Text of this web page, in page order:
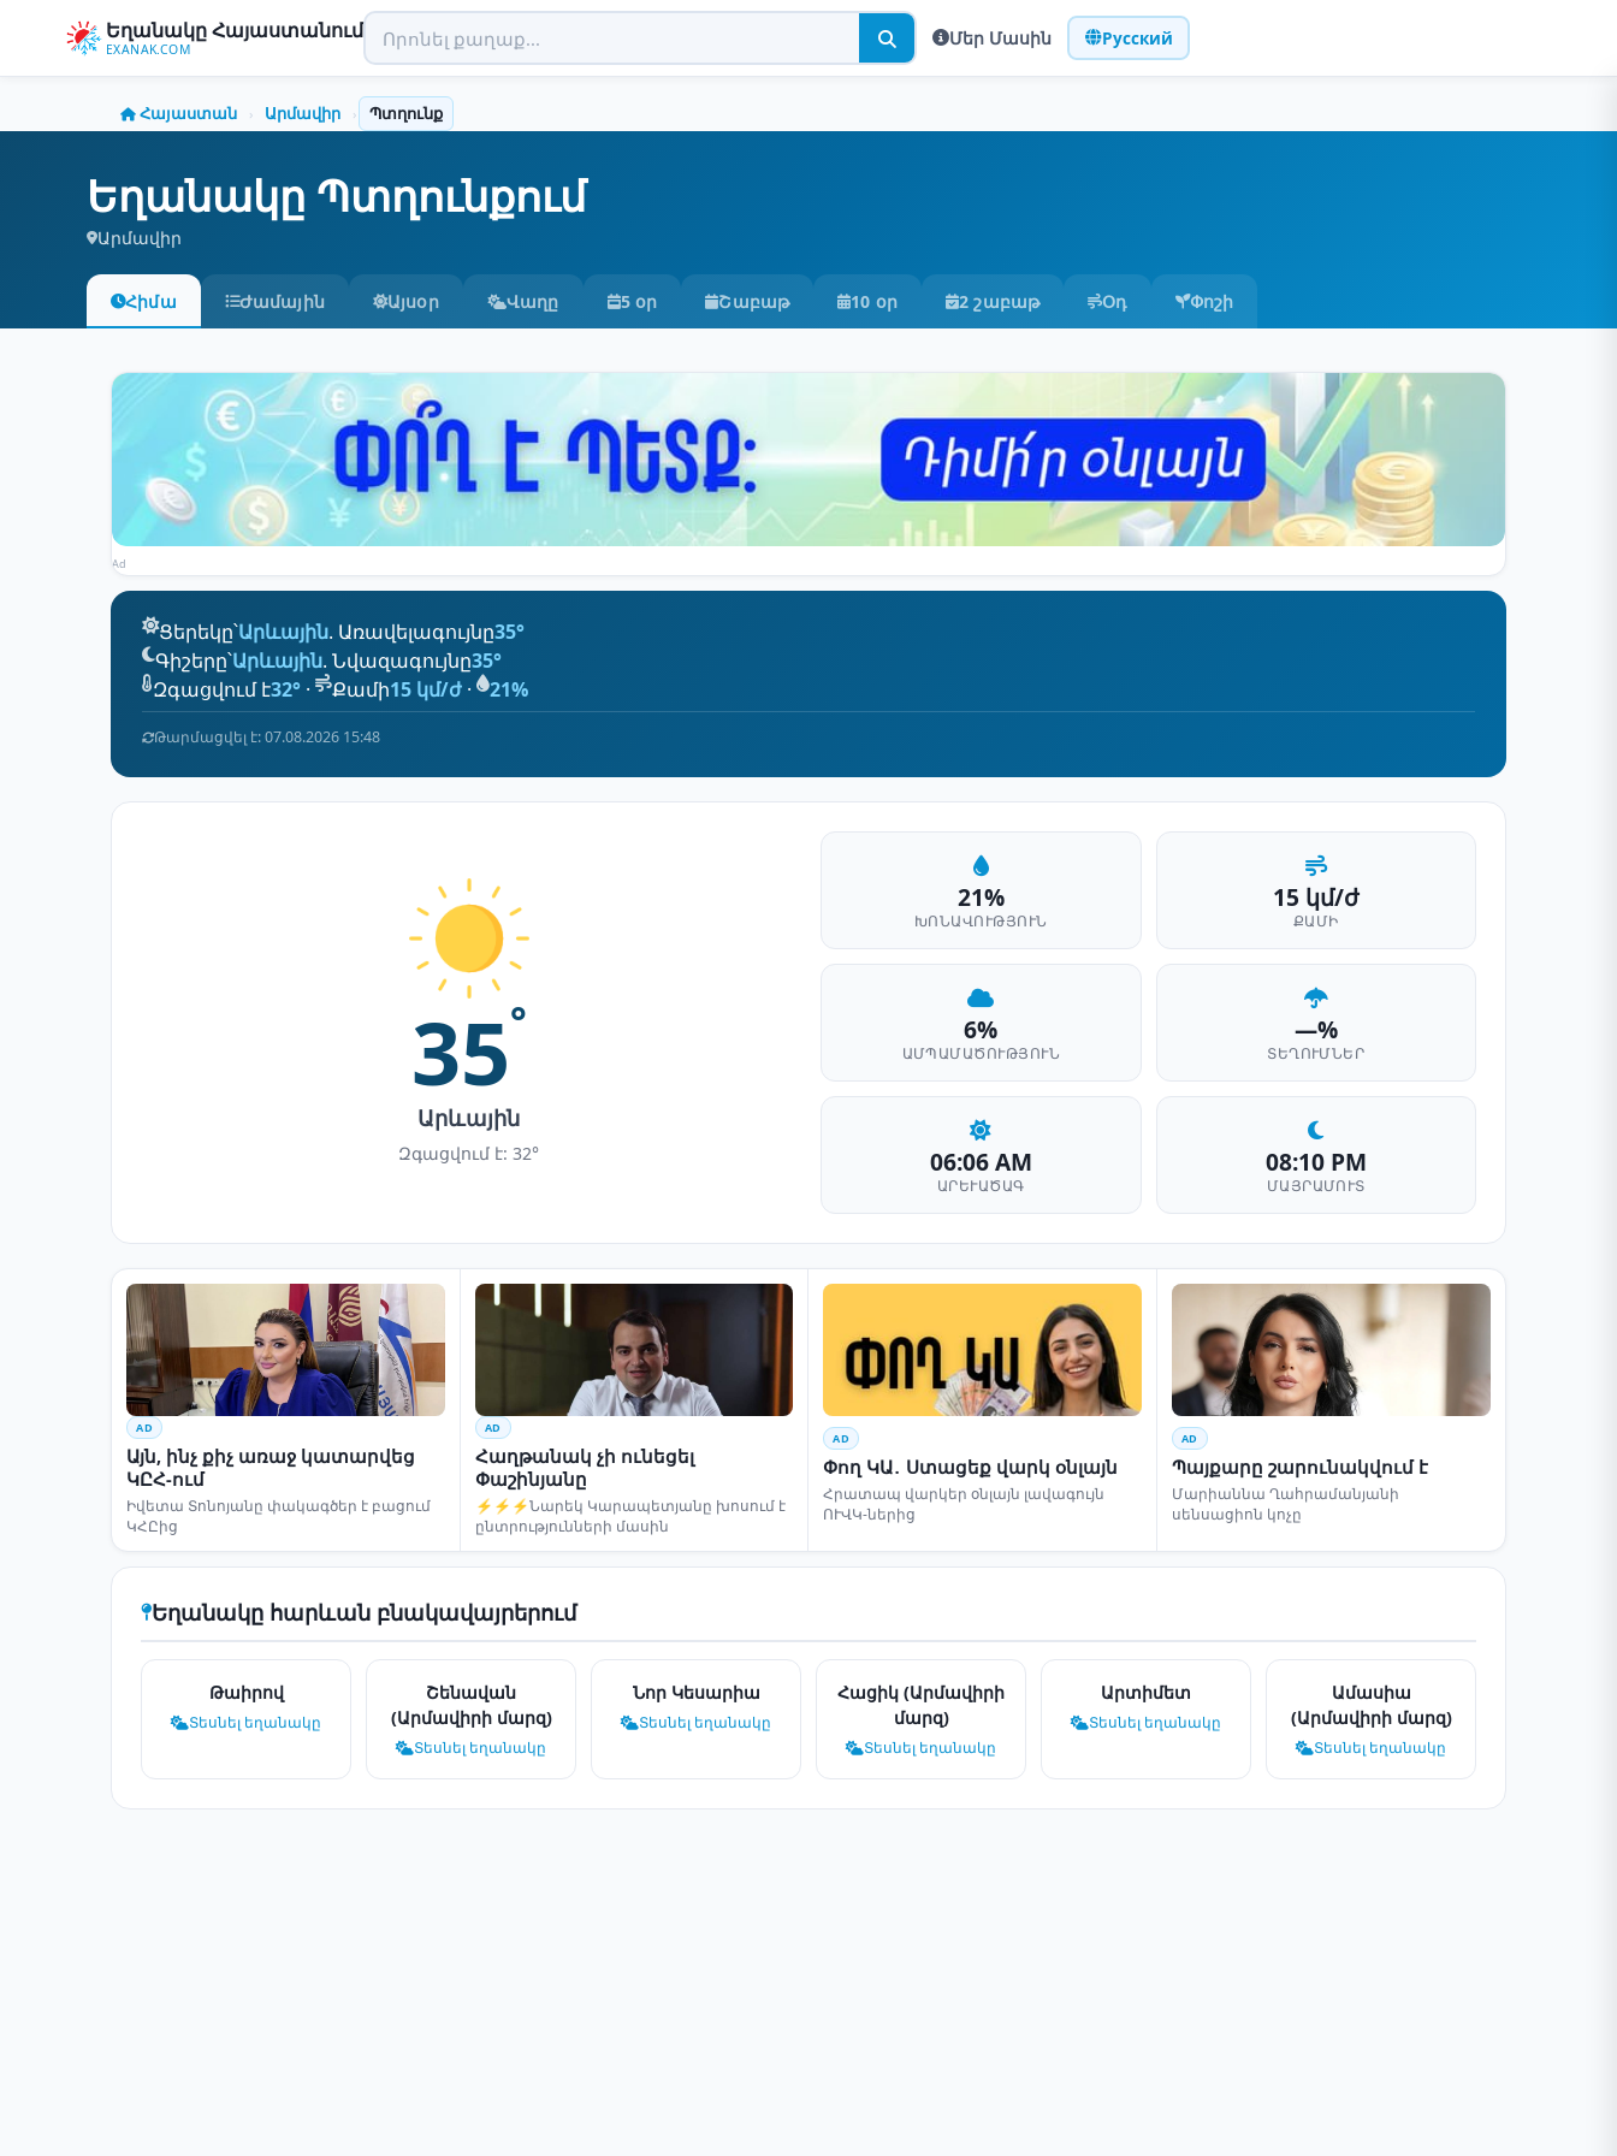
Եղանակը Հայաստանում
EXANAK.COM
Մեր Մասին Русский
Հայաստան › Արմավիր › Պտղունք
Եղանակը Պտղունքում
Արմավիր
Հիմա Ժամային Այսօր Վաղը 5 օր Շաբաթ 10 օր 2 շաբաթ Օդ Փոշի
Ad
Ցերեկը՝Արևային. Առավելագույնը35°
Գիշերը՝Արևային. Նվազագույնը35°
Զգացվում է32° · Քամի15 կմ/ժ · 21%
Թարմացվել է: 07.08.2026 15:48
35°
Արևային
Զգացվում է: 32°
21%
ԽՈՆԱՎՈՒԹՅՈՒՆ
15 կմ/ժ
ՔԱՄԻ
6%
ԱՄՊԱՄԱԾՈՒԹՅՈՒՆ
—%
ՏԵՂՈՒՄՆԵՐ
06:06 AM
ԱՐԵՒԱԾԱԳ
08:10 PM
ՄԱՅՐԱՄՈՒՏ
AD
Այն, ինչ քիչ առաջ կատարվեց
ԿԸՀ-ում
Իվետա Տոնոյանը փակագծեր է բացում
ԿՀԸից
AD
Հաղթանակ չի ունեցել
Փաշինյանը
⚡⚡⚡Նարեկ Կարապետյանը խոսում է
ընտրությունների մասին
AD
Փող ԿԱ․ Ստացեք վարկ օնլայն
Հրատապ վարկեր օնլայն լավագույն
ՈՒՎԿ-ներից
AD
Պայքարը շարունակվում է
Մարիաննա Ղահրամանյանի
սենսացիոն կոչը
Եղանակը հարևան բնակավայրերում
Թաիրով
Տեսնել եղանակը
Շենավան
(Արմավիրի մարզ)
Տեսնել եղանակը
Նոր Կեսարիա
Տեսնել եղանակը
Հացիկ (Արմավիրի
մարզ)
Տեսնել եղանակը
Արտիմետ
Տեսնել եղանակը
Ամասիա
(Արմավիրի մարզ)
Տեսնել եղանակը